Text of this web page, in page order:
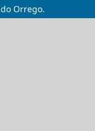
Orrego.